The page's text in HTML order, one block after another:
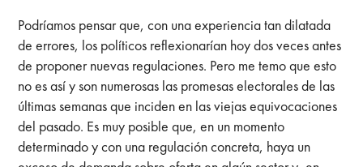
Podríamos pensar que, con una experiencia tan dilatada
de errores, los políticos reflexionarían hoy dos veces antes
de proponer nuevas regulaciones. Pero me temo que esto
no es así y son numerosas las promesas electorales de las
últimas semanas que inciden en las viejas equivocaciones
del pasado. Es muy posible que, en un momento
determinado y con una regulación concreta, haya un